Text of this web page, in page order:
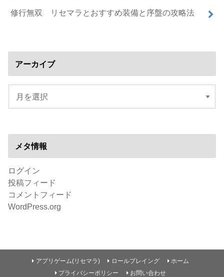
修行無双 リセマラとおすすめ装備と序盤の攻略法
アーカイブ
メタ情報
ログイン
投稿フィード
コメントフィード
WordPress.org
アプリゲーム(リセマラ) ロールプレイング
ホーム
プライバシーポリシー
お問い合わせ